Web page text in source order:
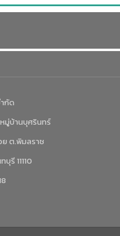
กัด
มู่บ้านบุศรินทร์
ต.พิมลราช
รี 11110